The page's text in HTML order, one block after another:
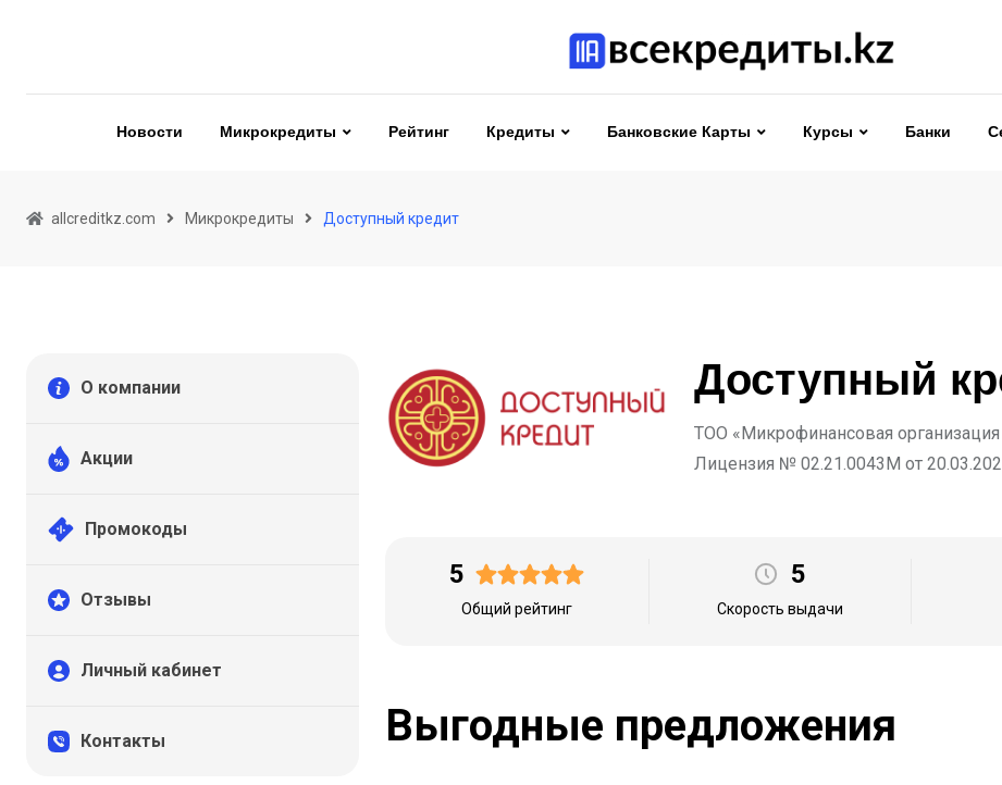
Новости Микрокредиты Рейтинг Кредиты Банковские Карты Курсы Банки
allcreditkz.com Микрокредиты Доступный кредит
О компании
Акции
Промокоды
Отзывы
Личный кабинет
Контакты
Доступный
ТОО «Микрофинансовая
Лицензия № 02.21.0043M от
5
Общий рейтинг
5
Скорость выдачи
Выгодные предложения